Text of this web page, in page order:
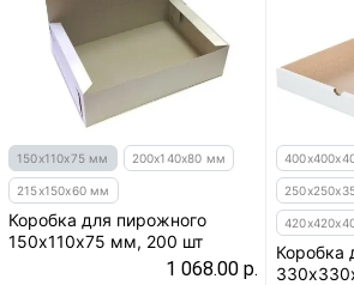
150х110х75 мм 200х140х80 мм
215х150х60 мм
Коробка для пирожного
150х110х75 мм, 200 шт
1 068.00 р.
Коробка